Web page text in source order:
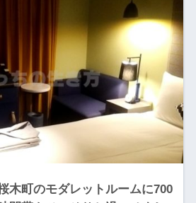
木町のモダレットルームに700